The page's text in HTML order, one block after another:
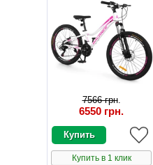
7566 грн.
6550 грн.
Купить в 1 клик